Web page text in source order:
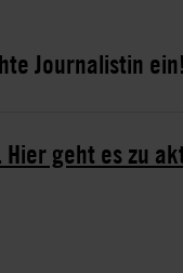
Journalistin ein!
geht es zu